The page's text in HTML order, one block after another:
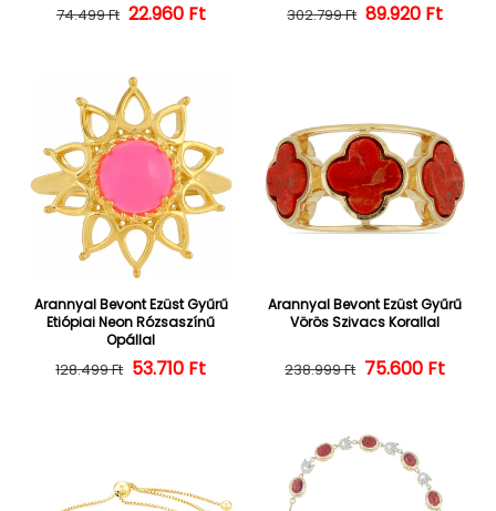
Normál ár
74.499 Ft Kedvezményes ár
22.960 Ft Normál ár
302.799 Ft 89.920 Ft
Arannyal Bevont Ezüst Gyűrű
Etiópiai Neon Rózsaszínű
Opállal
Normál ár
128.499 Ft Kedvezményes ár
53.710 Ft
Arannyal Bevont Ezüst Gyűrű
Vörös Szivacs Korallal
Normál ár
238.999 Ft 75.600 Ft